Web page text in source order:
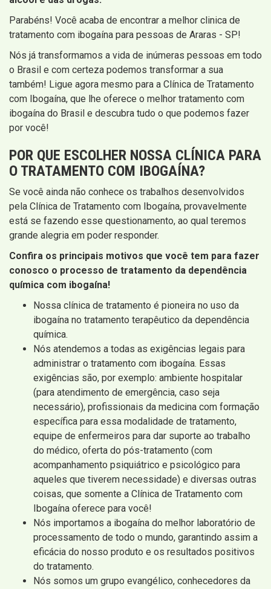
Parabéns! Você acaba de encontrar a melhor clinica de
tratamento com ibogaína para pessoas de Araras - SP!
Nós já transformamos a vida de inúmeras pessoas em todo
o Brasil e com certeza podemos transformar a sua
também! Ligue agora mesmo para a Clínica de Tratamento
com Ibogaína, que lhe oferece o melhor tratamento com
ibogaína do Brasil e descubra tudo o que podemos fazer
por você!
POR QUE ESCOLHER NOSSA CLÍNICA PARA
O TRATAMENTO COM IBOGAÍNA?
Se você ainda não conhece os trabalhos desenvolvidos
pela Clínica de Tratamento com Ibogaína, provavelmente
está se fazendo esse questionamento, ao qual teremos
grande alegria em poder responder.
Confira os principais motivos que você tem para fazer
conosco o processo de tratamento da dependência
química com ibogaína!
Nossa clínica de tratamento é pioneira no uso da
ibogaína no tratamento terapêutico da dependência
química.
Nós atendemos a todas as exigências legais para
administrar o tratamento com ibogaína. Essas
exigências são, por exemplo: ambiente hospitalar
(para atendimento de emergência, caso seja
necessário), profissionais da medicina com formação
específica para essa modalidade de tratamento,
equipe de enfermeiros para dar suporte ao trabalho
do médico, oferta do pós-tratamento (com
acompanhamento psiquiátrico e psicológico para
aqueles que tiverem necessidade) e diversas outras
coisas, que somente a Clínica de Tratamento com
Ibogaína oferece para você!
Nós importamos a ibogaína do melhor laboratório de
processamento de todo o mundo, garantindo assim a
eficácia do nosso produto e os resultados positivos
do tratamento.
Nós somos um grupo evangélico, conhecedores da